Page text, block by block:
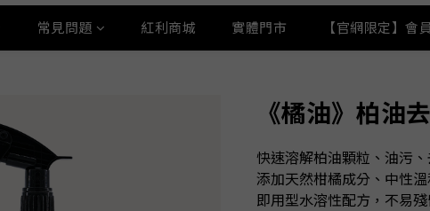
滿千免運｜超商取貨.宅配.貨到付款🚚
常見問題 紅利商城 實體門市 【官網限定】會
《橘油》柏油
快速溶解柏油顆粒、油污、
添加天然柑橘成分、中性溫
即用型水溶性配方，不易殘